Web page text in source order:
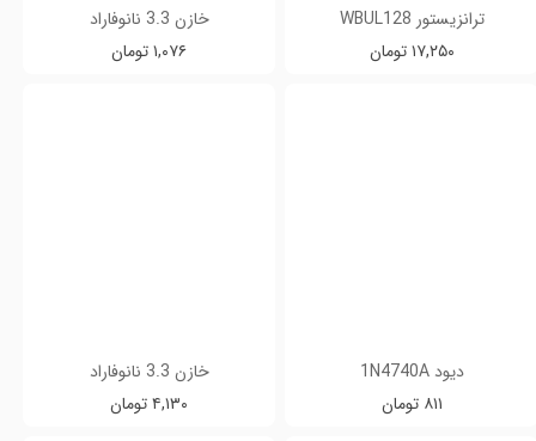
ترانزیستور WBUL128
۱۷,۲۵۰ تومان
خازن 3.3 نانوفاراد
۱,۰۷۶ تومان
دیود 1N4740A
۸۱۱ تومان
خازن 3.3 نانوفاراد
۴,۱۳۰ تومان